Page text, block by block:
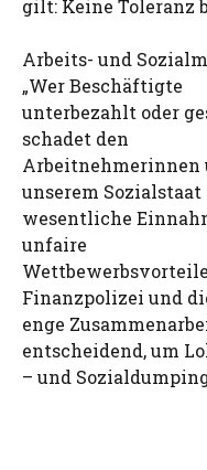
gilt: Keine Toleranz
Arbeits- und
„Wer Beschäftigte
unterbezahlt oder
schadet den
Arbeitnehmerinnen
unserem Sozialstaat
wesentliche
unfaire
Finanzpolizei und
enge
entscheidend, um
– und